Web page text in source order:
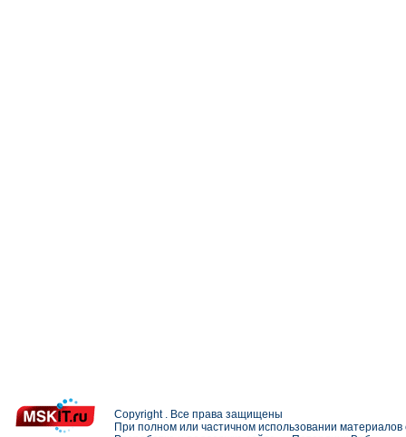
Copyright . Все права защищены
При полном или частичном использовании